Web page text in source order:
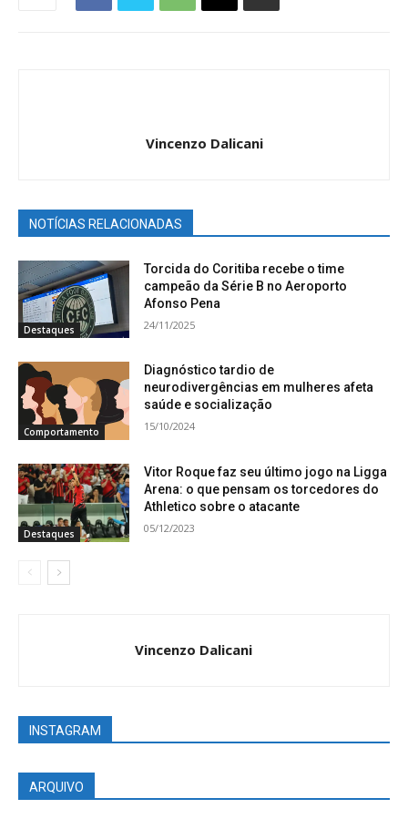
Vincenzo Dalicani
NOTÍCIAS RELACIONADAS
Destaques
Torcida do Coritiba recebe o time
campeão da Série B no Aeroporto
Afonso Pena
24/11/2025
Comportamento
Diagnóstico tardio de
neurodivergências em mulheres afeta
saúde e socialização
15/10/2024
Destaques
Vitor Roque faz seu último jogo na Ligga
Arena: o que pensam os torcedores do
Athletico sobre o atacante
05/12/2023
Vincenzo Dalicani
INSTAGRAM
ARQUIVO